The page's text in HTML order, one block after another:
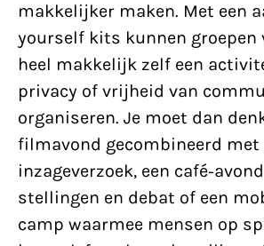
makkelijker maken. Met een
yourself kits kunnen
heel makkelijk zelf een
privacy of vrijheid van
organiseren. Je moet dan
filmavond gecombineerd met
inzageverzoek, een café-
stellingen en debat of een
camp waarmee mensen op